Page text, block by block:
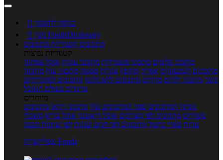
 כניסה לחשבון

מנוי FoodsDictionary
מתכונים קטגוריות מתכונים
קטגוריות נפוצות
מתכוני סלטים מתכוני פשטידות מתכוני עוגות אוכל צמחוני
מתכונים לטבעוניים אפייה מוקפץ עוגיות פסטה מתכוני עוף מתכוני
בשר מתכוני ילדים מרקים מתכונים ללא גלוטן מתכונים לסוכרתיים
טרנדים בעולם האוכל
מיוחדים
מנתח המתכונים ספר המתכונים שלי מתכוני וידאו מתכונים
עשירים מתכונים לפי מצרכים אוכל דיאטטי אוכל בריא מאכלי
עדות ספרי בישול מתכונים לפי חגים ועונות לפי שיטות הכנה
אפליקציית Foods